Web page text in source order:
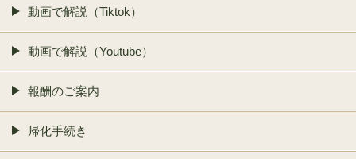
動画で解説（Tiktok）
動画で解説（Youtube）
報酬のご案内
帰化手続き